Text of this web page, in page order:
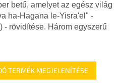
ha-Hagana le-Yisra'el" -
- rövidítése. Három egyszerű
TERMÉK MEGJELENÍTÉSE